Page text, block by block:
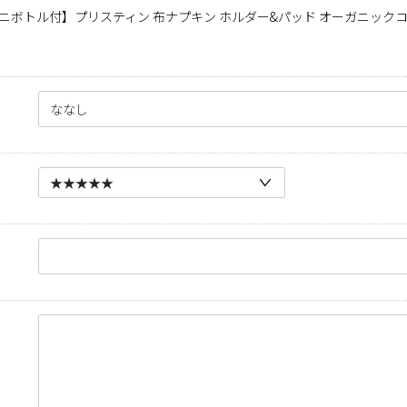
ボトル付】プリスティン 布ナプキン ホルダー&パッド オーガニック